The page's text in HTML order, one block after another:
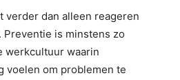
verder dan alleen reageren
is minstens zo
werkcultuur waarin
voelen om problemen te